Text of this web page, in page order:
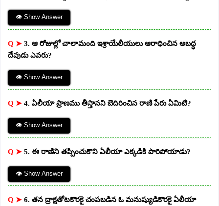
👁 Show Answer
Q ➤ 3. ఆ రోజుల్లో చాలామంది ఇశ్రాయేలీయులు ఆరాధించిన అబద్ధ
దేవుడు ఎవరు?
👁 Show Answer
Q ➤ 4. ఏలీయా ప్రాణము తీస్తానని బెదిరించిన రాణి పేరు ఏమిటి?
👁 Show Answer
Q ➤ 5. ఈ రాణిని తప్పించుకొని ఏలీయా ఎక్కడికి పారిపోయాడు?
👁 Show Answer
Q ➤ 6. తన ద్రాక్షతోటకొరకై చంపబడిన ఓ మనుష్యుడికొరకై ఏలీయా